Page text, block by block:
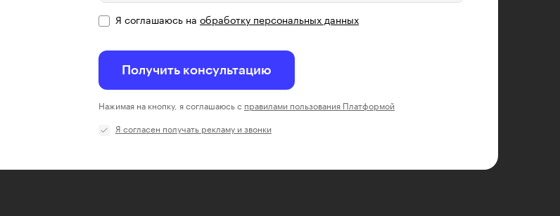
Я соглашаюсь на обработку персональных данных
Получить консультацию
Нажимая на кнопку, я соглашаюсь с правилами пользования Платформой
Я согласен получать рекламу и звонки